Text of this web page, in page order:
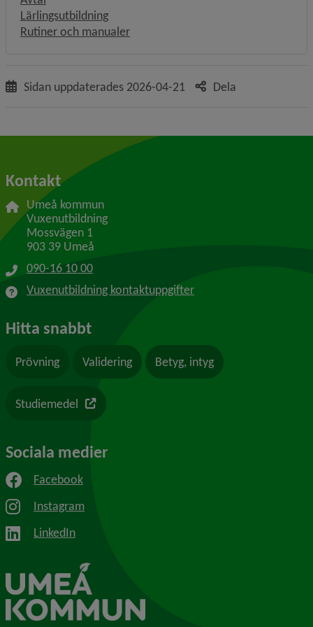
Lärlingsutbildning
Rutiner och manualer
Sidan uppdaterades 2026-04-21 Dela
Kontakt
Umeå kommun
Vuxenutbildning
Mossvägen 1
903 39 Umeå
090-16 10 00
Vuxenutbildning kontaktuppgifter
Hitta snabbt
Prövning Validering Betyg, intyg
Studiemedel Länk till en annan webbplats
Sociala medier
Facebook
Instagram
LinkedIn